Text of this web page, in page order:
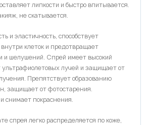
липкости и быстро впитывается.
не скатывается.
и эластичность, способствует
клеток и предотвращает
и шелушений. Спрей имеет высокий
лучей и защищает от
Препятствует образованию
защищает от фотостарения.
снимает покраснения.
спрея легко распределяется по коже,